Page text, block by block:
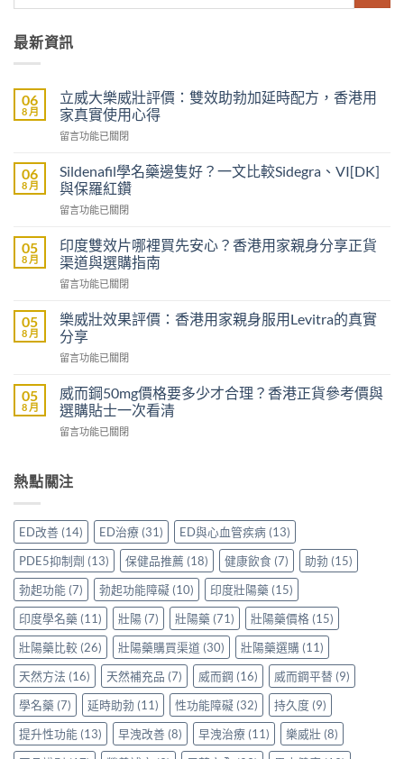
最新資訊
06
8 月
立威大樂威壯評價：雙效助勃加延時配方，香港用
家真實使用心得
在
威
大
樂
威
評
價：
雙
效
勃
加
時
方，
香
港
真
實
用
心
得〉
中
留言功能已關閉
06
8 月
Sildenafil學名藥邊隻好？一文比較Sidegra、VI[DK]
與保羅紅鑽
在
學
名
藥
邊
好？
一
文
比
Sidegra、
VI[DK]
保
鑽〉
留言功能已關閉
05
8 月
印度雙效片哪裡買先安心？香港用家親身分享正貨
渠道與選購指南
在
度
雙
效
片
裡
買
先
安
港
親
身
分
享
正
貨
渠
道
與
選
購
指
南〉
中
留言功能已關閉
05
8 月
樂威壯效果評價：香港用家親身服用Levitra的真實
分享
在
威
壯
效
果
香
家
親
身
服
用
Levitra
的
真
實
分
享〉
中
留言功能已關閉
05
8 月
威而鋼50mg價格要多少才合理？香港正貨參考價與
選購貼士一次看清
在
鋼
50mg
格
要
多
少
才
合
理？
香
港
正
貨
參
考
價
與
選
留言功能已關閉
熱點關注
ED改善 (14) ED治療 (31) ED與心血管疾病 (13)
PDE5抑制劑 (13) 保健品推薦 (18) 健康飲食 (7) 助勃 (15)
勃起功能 (7) 勃起功能障礙 (10) 印度壯陽藥 (15)
印度學名藥 (11) 壯陽 (7) 壯陽藥 (71) 壯陽藥價格 (15)
壯陽藥比較 (26) 壯陽藥購買渠道 (30) 壯陽藥選購 (11)
天然方法 (16) 天然補充品 (7) 威而鋼 (16) 威而鋼平替 (9)
學名藥 (7) 延時助勃 (11) 性功能障礙 (32) 持久度 (9)
提升性功能 (13) 早洩改善 (8) 早洩治療 (11) 樂威壯 (8)